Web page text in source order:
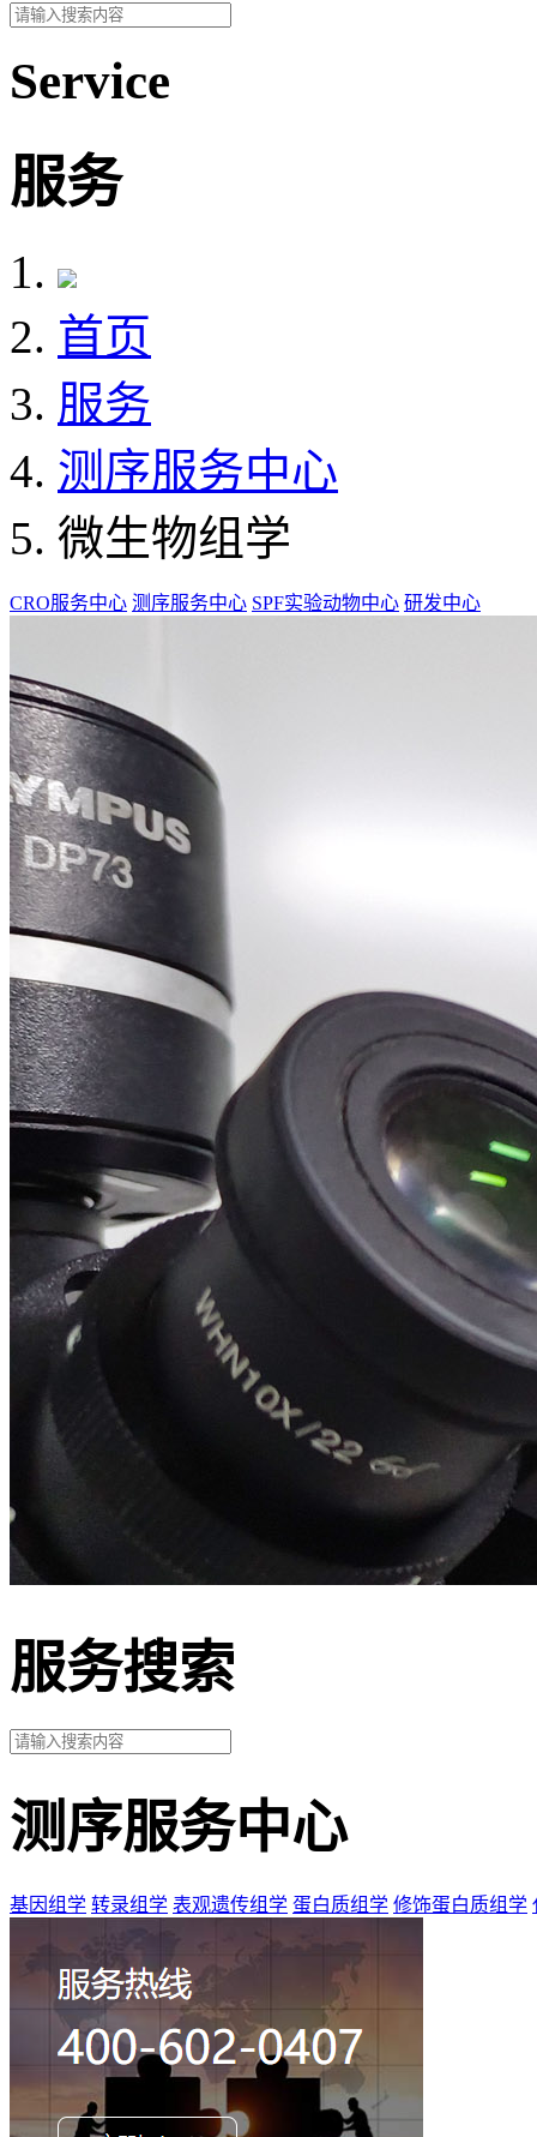
Service
服务
首页
服务
测序服务中心
微生物组学
CRO服务中心 测序服务中心 SPF实验动物中心 研发中心
服务搜索
测序服务中心
基因组学 转录组学 表观遗传组学 蛋白质组学 修饰蛋白质组学